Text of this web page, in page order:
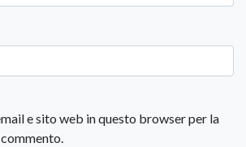
e sito web in questo browser per la